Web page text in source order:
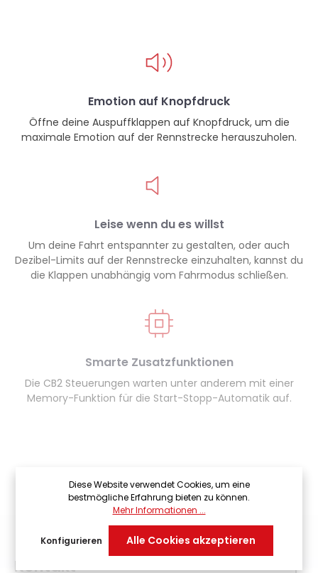
Emotion auf Knopfdruck
Öffne deine Auspuffklappen auf Knopfdruck, um die
maximale Emotion auf der Rennstrecke herauszuholen.
Leise wenn du es willst
Um deine Fahrt entspannter zu gestalten, oder auch
Dezibel-Limits auf der Rennstrecke einzuhalten, kannst du
die Klappen unabhängig vom Fahrmodus schließen.
Smarte Zusatzfunktionen
Die CB2 Steuerungen warten unter anderem mit einer
Memory-Funktion für die Start-Stopp-Automatik auf.
Kontakt
Diese Website verwendet Cookies, um eine
bestmögliche Erfahrung bieten zu können.
Mehr Informationen ...
Konfigurieren Alle Cookies akzeptieren